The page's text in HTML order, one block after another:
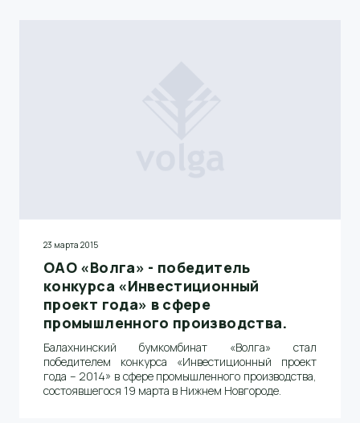
23 марта 2015
ОАО «Волга» - победитель
конкурса «Инвестиционный
проект года» в сфере
промышленного производства.
Балахнинский бумкомбинат «Волга» стал
победителем конкурса «Инвестиционный проект
года – 2014» в сфере промышленного производства,
состоявшегося 19 марта в Нижнем Новгороде.